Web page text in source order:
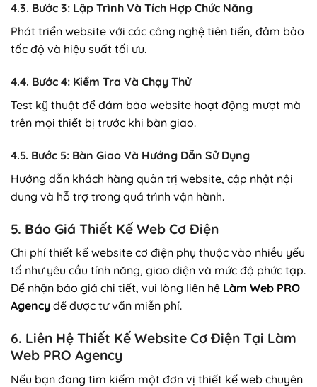
4.3. Bước 3: Lập Trình Và Tích Hợp Chức Năng
Phát triển website với các công nghệ tiên tiến, đảm bảo
tốc độ và hiệu suất tối ưu.
4.4. Bước 4: Kiểm Tra Và Chạy Thử
Test kỹ thuật để đảm bảo website hoạt động mượt mà
trên mọi thiết bị trước khi bàn giao.
4.5. Bước 5: Bàn Giao Và Hướng Dẫn Sử Dụng
Hướng dẫn khách hàng quản trị website, cập nhật nội
dung và hỗ trợ trong quá trình vận hành.
5. Báo Giá Thiết Kế Web Cơ Điện
Chi phí thiết kế website cơ điện phụ thuộc vào nhiều yếu
tố như yêu cầu tính năng, giao diện và mức độ phức tạp.
Để nhận báo giá chi tiết, vui lòng liên hệ Làm Web PRO
Agency để được tư vấn miễn phí.
6. Liên Hệ Thiết Kế Website Cơ Điện Tại Làm
Web PRO Agency
Nếu bạn đang tìm kiếm một đơn vị thiết kế web chuyên